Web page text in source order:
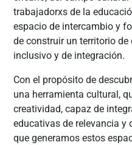
trabajadorxs de la
espacio de intercambio y
de construir un territorio
inclusivo y de integración.
Con el propósito de
una herramienta cultural,
creatividad, capaz de
educativas de relevancia y
que generamos estos